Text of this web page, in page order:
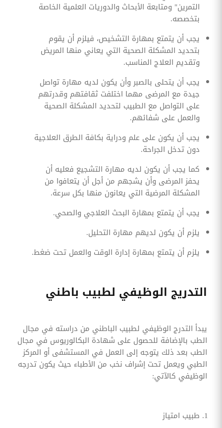
التمرين" ومتابعة الأبحاث والدوريات العلمية الخاصة
بتخصصه.
يجب أن يتمتع بمهارة التشخيص، فيلزم أن يقوم
بتحديد المشكلة الصحية التي يعاني منها المريض
وتقديم العلاج المناسب.
يجب أن يتحلى بالصبر وأن يكون لديه مهارة تواصل
جيدة مع المرضى مهما اختلفت ثقافتهم وقدرتهم
على التواصل مع الطبيب لتحديد المشكلة الصحية
والعمل على شفائهم.
يجب أن يكون على علم ودراية بكافة الطرق العلاجية
دون تدخل الجراحة.
كما يجب أن يكون لديه مهارة التشجيع فعليه أن
يحفز المرضى وأن يشجهم من أجل أن يتعافوا من
المشكلة المرضية التي يعانون منها بكل سرعة.
يجب أن يتمتع بمهارة البحث العلاجي والصحي.
يلزم أن يكون لديهم مهارة التحليل.
يلزم أن يتمتع بمهارة إدارة الوقت والعمل تحت ضغط.
التدريج الوظيفي لطبيب باطني
يبدأ التدرج الوظيفي لطبيب الباطني من دراسته في مجال
الطب بالإضافة للحصول على شهادة البكالوريوس في مجال
الطب بعد ذلك يتوجه إلى العمل في المستشفى أو المركز
الطبي ويعمل تحت إشراف نخب من الأطباء حيث يكون تدرجه
الوظيفي كالآتي:
طبيب امتياز